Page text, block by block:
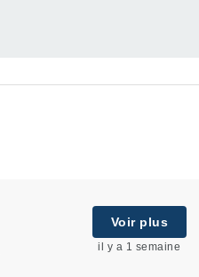
Voir plus
il y a 1 semaine